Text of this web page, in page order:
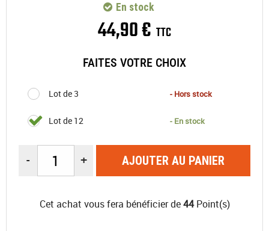
44,90€ TTC
FAITES VOTRE CHOIX
Lot de 3 - Hors stock
Lot de 12 - En stock
En stock
- + AJOUTER AU PANIER
Cet achat vous fera bénéficier de44Point(s)